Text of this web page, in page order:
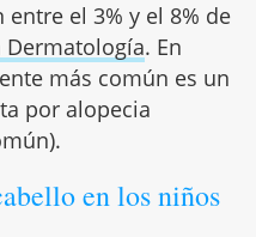
el 3% y el 8% de
Dermatología. En
más común es un
por alopecia
en los niños